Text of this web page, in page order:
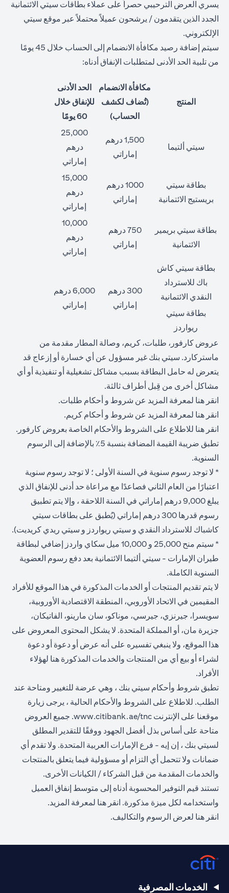
يسري العرض الترحيبي حصراً على عملاء بطاقات سيتي الائتمانية
الجدد الذين يتقدمون / يرشحون عميلاً محتملاً عبر موقع سيتي
الإلكتروني.
سيتم إضافة رصيد مكافأة الانضمام إلى الحساب خلال 45 يومًا
من تلبية الحد الأدنى لمتطلبات الإنفاق أدناه:
المنتج
مكافأة الانضمام
(تُضاف لكشف
الحساب)
الحد الأدنى
للإنفاق خلال
60 يومًا
سيتي ألتيما
1,500 درهم
إماراتي
25,000
درهم
إماراتي
بطاقة سيتي
بريستيج الائتمانية
1000 درهم
إماراتي
15,000
درهم
إماراتي
بطاقة سيتي بريمير
الائتمانية
750 درهم
إماراتي
10,000
درهم
إماراتي
بطاقة سيتي كاش
باك للاسترداد
النقدي الائتمانية
300 درهم
إماراتي
6,000 درهم
إماراتي
بطاقة سيتي
ريواردز
عروض كارفور، طلبات، كريم، وصالة المطار مقدمة من
ماستركارد. سيتي بنك غير مسؤول عن أي خسارة أو إزعاج قد
يتعرض له حامل البطاقة بسبب مشاكل تشغيلية أو تنفيذية أو أي
مشاكل أخرى من قِبل أطراف ثالثة.
انقر هنا لمعرفة المزيد عن شروط و أحكام طلبات.
انقر هنا لمعرفة المزيد عن شروط و أحكام كريم.
انقر هنا للاطلاع على الشروط والأحكام الخاصة بعروض كارفور.
تطبق ضريبة القيمة المضافة بنسبة 5٪ بالإضافة إلى الرسوم
السنوية.
* لا توجد رسوم سنوية في السنة الأولى ؛ لا توجد رسوم سنوية
اعتبارًا من العام الثاني فصاعدًا مع مراعاة حد أدنى للإنفاق الذي
يبلغ 9,000 درهم إماراتي في السنة اللاحقة ، وإلا يتم تطبيق
رسوم قدرها 300 درهم إماراتي (يُطبق على بطاقات سيتي
كاشباك للاسترداد النقدي و سيتي ريواردز و سيتي ريدي كريديت).
* سيتم منح 25,000 و 10,000 ميل سكاي واردز إضافي لبطاقة
طيران الإمارات - سيتي ألتيما الائتمانية بعد دفع رسوم العضوية
السنوية الكاملة.
لا يتم تقديم المنتجات أو الخدمات المذكورة في هذا الموقع للأفراد
المقيمين في الاتحاد الأوروبي، المنطقة الاقتصادية الأوروبية،
سويسرا، جيرنزي، جيرسي، موناكو، سان مارينو، الفاتيكان،
جزيرة مان، أو المملكة المتحدة. لا يشكل المحتوى المعروض على
هذا الموقع، ولا ينبغي تفسيره على أنه عرض أو دعوة أو دعوة
لشراء أو بيع أي من المنتجات والخدمات المذكورة هنا لهؤلاء
الأفراد.
تطبق شروط وأحكام سيتي بنك ، وهي عرضة للتغيير ومتاحة عند
الطلب. للاطلاع على الشروط والأحكام الحالية ، يرجى زيارة
موقعنا على الإنترنت www.citibank.ae/tnc
(opens in a new tab). جميع العروض
متاحة على أساس بذل أفضل الجهود ووفقًا للتقدير المطلق
لسيتي بنك ، إن إيه - فرع الإمارات العربية المتحدة. ولا تقدم أي
ضمانات ولا تتحمل أي التزام أو مسؤولية فيما يتعلق بالمنتجات
والخدمات المقدمة من قبل الشركاء / الكيانات الأخرى.
تستند قيم التوفير المحسوبة أدناه إلى متوسط إنفاق العميل
واستخدامه لكل ميزة مذكورة. انقر هنا لمعرفة المزيد.
انقر هنا لعرض الرسوم والتكاليف.
الخدمات المصرفية